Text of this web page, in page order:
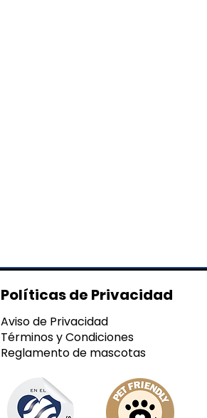
Políticas de Privacidad
Aviso de Privacidad
Términos y Condiciones
Reglamento de mascotas